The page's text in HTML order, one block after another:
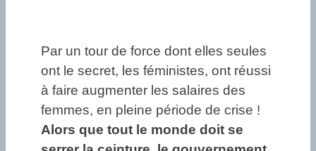
Par un tour de force dont elles seules
ont le secret, les féministes, ont réussi
à faire augmenter les salaires des
femmes, en pleine période de crise !
Alors que tout le monde doit se